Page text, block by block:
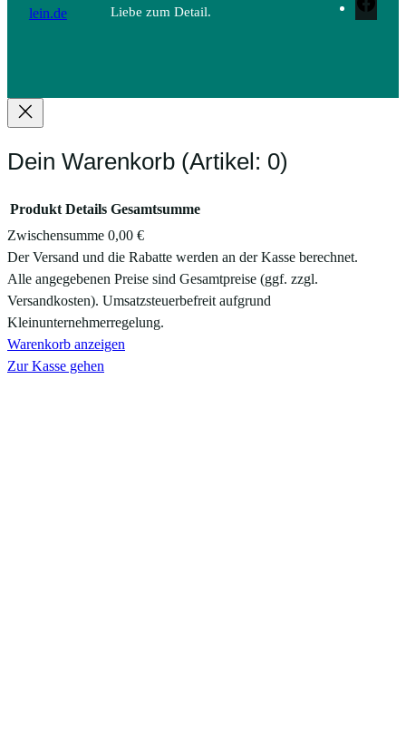
lein.de
Liebe zum Detail.
Dein Warenkorb (Artikel: 0)
Produkte
im
Warenkorb
Produkt Details Gesamtsumme
Zwischensumme 0,00 €
Der Versand und die Rabatte werden an der Kasse berechnet.
Alle angegebenen Preise sind Gesamtpreise (ggf. zzgl.
Versandkosten). Umsatzsteuerbefreit aufgrund
Kleinunternehmerregelung.
Warenkorb anzeigen
Zur Kasse gehen